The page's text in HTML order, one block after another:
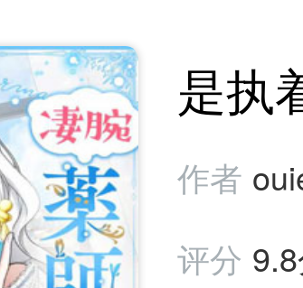
是执
作者
评分